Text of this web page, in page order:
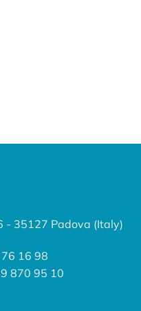
- 35127 Padova (Italy)
16 98
870 95 10